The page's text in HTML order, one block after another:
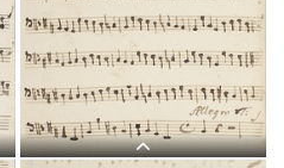
L 5, G.J. Werner, Sub tuum
praesidium, Violino II-2.jpg